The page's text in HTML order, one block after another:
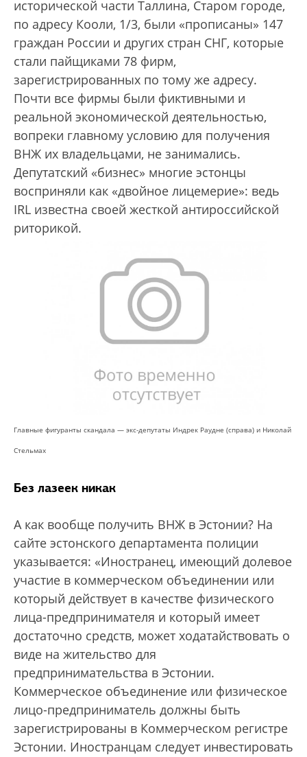
исторической части Таллина, Старом городе,
по адресу Кооли, 1/3, были «прописаны» 147
граждан России и других стран СНГ, которые
стали пайщиками 78 фирм,
зарегистрированных по тому же адресу.
Почти все фирмы были фиктивными и
реальной экономической деятельностью,
вопреки главному условию для получения
ВНЖ их владельцами, не занимались.
Депутатский «бизнес» многие эстонцы
восприняли как «двойное лицемерие»: ведь
IRL известна своей жесткой антироссийской
риторикой.
Главные фигуранты скандала — экс-депутаты Индрек Раудне (справа) и Николай
Стельмах
Без лазеек никак
А как вообще получить ВНЖ в Эстонии? На
сайте эстонского департамента полиции
указывается: «Иностранец, имеющий долевое
участие в коммерческом объединении или
который действует в качестве физического
лица-предпринимателя и который имеет
достаточно средств, может ходатайствовать о
виде на жительство для
предпринимательства в Эстонии.
Коммерческое объединение или физическое
лицо-предприниматель должны быть
зарегистрированы в Коммерческом регистре
Эстонии. Иностранцам следует инвестировать